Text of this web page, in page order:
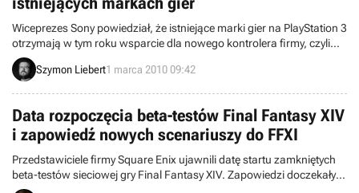
Wiceprezes Sony powiedział, że istniejące marki gier na PlayStation 3
otrzymają w tym roku wsparcie dla nowego kontrolera firmy, czyli
projektu określanego mianem Arc lub Gem. Niestety nie wiemy
jeszcze, które tytuły miałyby zostać wzbogacone o obsługę
Szymon Liebert1 marca 2010 09:42
Data rozpoczęcia beta-testów Final Fantasy XIV
i zapowiedź nowych scenariuszy do FFXI
Przedstawiciele firmy Square Enix ujawnili datę startu zamkniętych
beta-testów sieciowej gry Final Fantasy XIV. Zapowiedzi doczekały
się ponadto trzy nowe scenariusze do Final Fantasy XI – pierwszej